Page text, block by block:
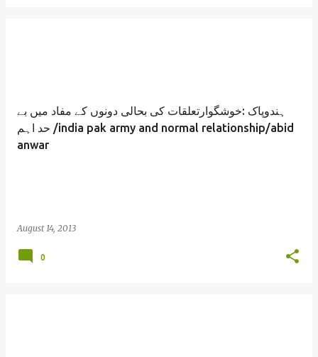
ہندوپاک :خوشگوارتعلقات کی بحالی دونوں کے مفاد میں بے
حد اہم /india pak army and normal relationship/abid
anwar
August 14, 2013
0